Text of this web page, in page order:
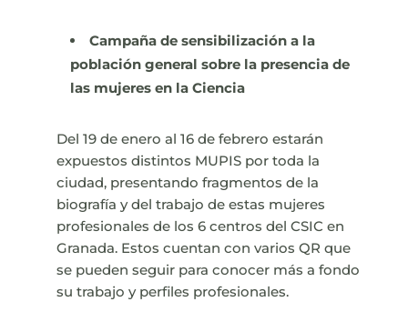
Campaña de sensibilización a la
población general sobre la presencia de
las mujeres en la Ciencia
Del 19 de enero al 16 de febrero estarán
expuestos distintos MUPIS por toda la
ciudad, presentando fragmentos de la
biografía y del trabajo de estas mujeres
profesionales de los 6 centros del CSIC en
Granada. Estos cuentan con varios QR que
se pueden seguir para conocer más a fondo
su trabajo y perfiles profesionales.